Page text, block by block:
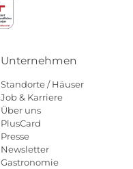
Unternehmen
Standorte / Häuser
Job & Karriere
Über uns
PlusCard
Presse
Newsletter
Gastronomie